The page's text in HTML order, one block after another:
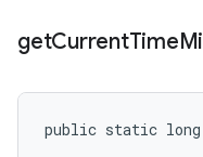
getCurrentTime
public static